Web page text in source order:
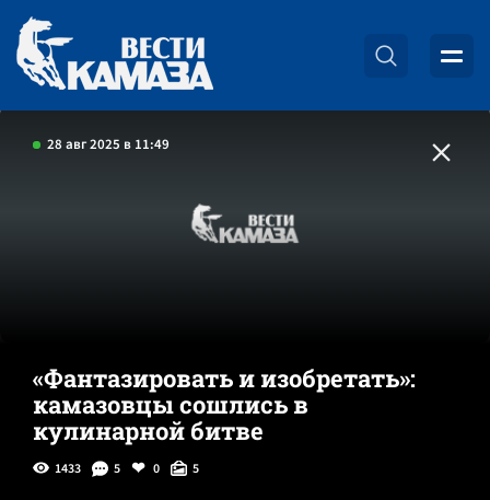
28 авг 2025 в 11:49
«Фантазировать и изобретать»:
камазовцы сошлись в
кулинарной битве
1433 5 0 5